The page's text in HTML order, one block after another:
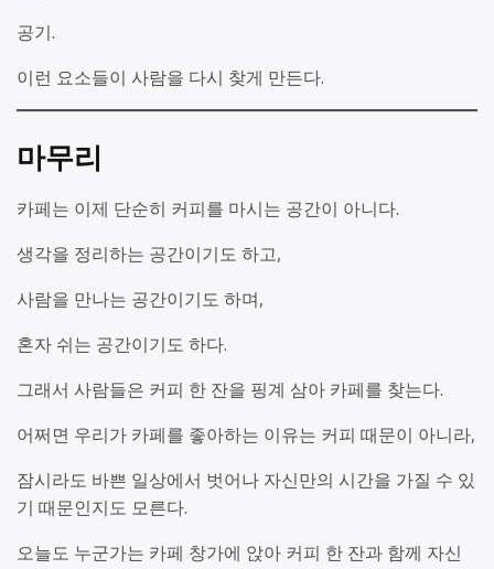
공기.
이런 요소들이 사람을 다시 찾게 만든다.
마무리
카페는 이제 단순히 커피를 마시는 공간이 아니다.
생각을 정리하는 공간이기도 하고,
사람을 만나는 공간이기도 하며,
혼자 쉬는 공간이기도 하다.
그래서 사람들은 커피 한 잔을 핑계 삼아 카페를 찾는다.
어쩌면 우리가 카페를 좋아하는 이유는 커피 때문이 아니라,
잠시라도 바쁜 일상에서 벗어나 자신만의 시간을 가질 수 있
기 때문인지도 모른다.
오늘도 누군가는 카페 창가에 앉아 커피 한 잔과 함께 자신